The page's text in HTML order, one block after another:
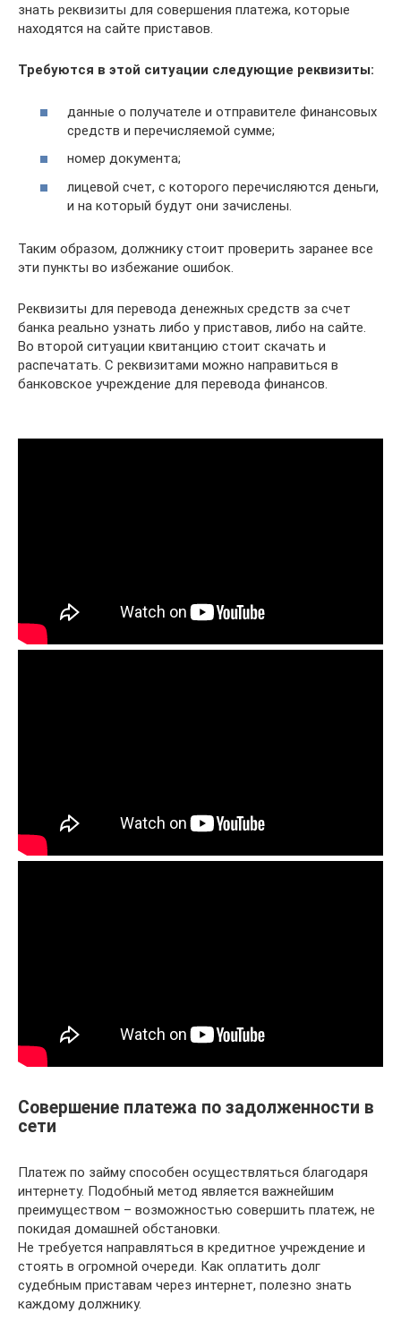
знать реквизиты для совершения платежа, которые
находятся на сайте приставов.
Требуются в этой ситуации следующие реквизиты:
данные о получателе и отправителе финансовых
средств и перечисляемой сумме;
номер документа;
лицевой счет, с которого перечисляются деньги,
и на который будут они зачислены.
Таким образом, должнику стоит проверить заранее все
эти пункты во избежание ошибок.
Реквизиты для перевода денежных средств за счет
банка реально узнать либо у приставов, либо на сайте.
Во второй ситуации квитанцию стоит скачать и
распечатать. С реквизитами можно направиться в
банковское учреждение для перевода финансов.
Совершение платежа по задолженности в
сети
Платеж по займу способен осуществляться благодаря
интернету. Подобный метод является важнейшим
преимуществом – возможностью совершить платеж, не
покидая домашней обстановки.
Не требуется направляться в кредитное учреждение и
стоять в огромной очереди. Как оплатить долг
судебным приставам через интернет, полезно знать
каждому должнику.